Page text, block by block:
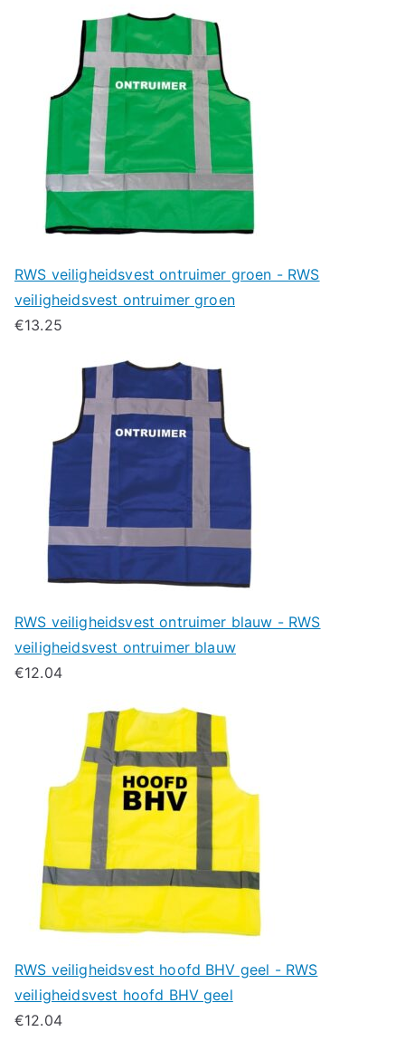
RWS veiligheidsvest ontruimer groen - RWS
veiligheidsvest ontruimer groen
€13.25
RWS veiligheidsvest ontruimer blauw - RWS
veiligheidsvest ontruimer blauw
€12.04
RWS veiligheidsvest hoofd BHV geel - RWS
veiligheidsvest hoofd BHV geel
€12.04